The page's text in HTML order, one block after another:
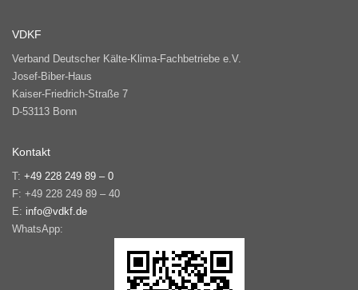
VDKF
Verband Deutscher Kälte-Klima-Fachbetriebe e.V.
Josef-Biber-Haus
Kaiser-Friedrich-Straße 7
D-53113 Bonn
Kontakt
T: +49 228 249 89 – 0
F: +49 228 249 89 – 40
E: info@vdkf.de
WhatsApp: